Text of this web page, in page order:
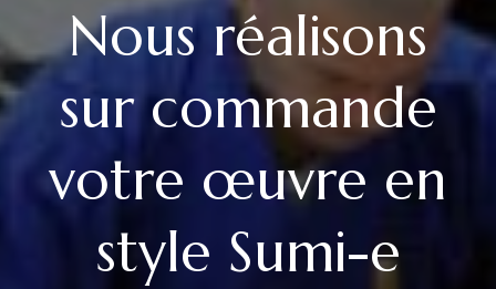
Nous réalisons
sur commande
votre œuvre en
style Sumi-e